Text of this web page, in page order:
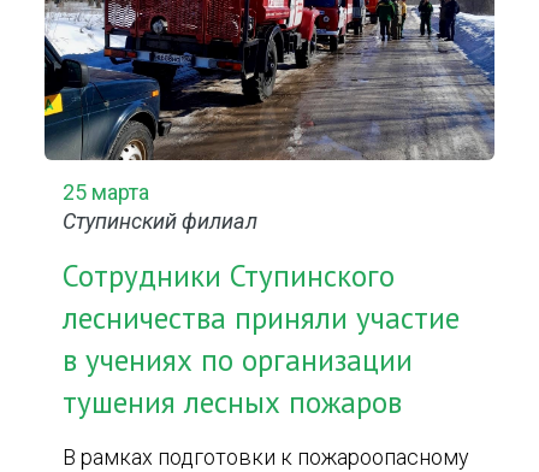
25 марта
Ступинский филиал
Сотрудники Ступинского
лесничества приняли участие
в учениях по организации
тушения лесных пожаров
В рамках подготовки к пожароопасному